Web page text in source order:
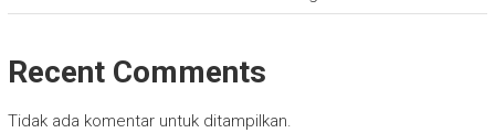
Recent Comments
Tidak ada komentar untuk ditampilkan.